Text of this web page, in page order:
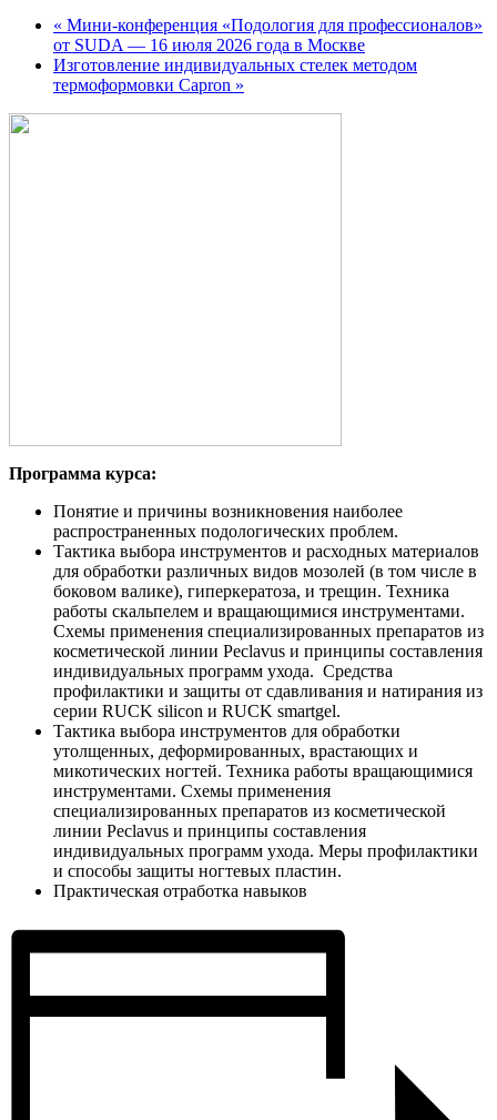
« Мини-конференция «Подология для профессионалов»
от SUDA — 16 июля 2026 года в Москве
Изготовление индивидуальных стелек методом
термоформовки Capron »
Программа курса:
Понятие и причины возникновения наиболее
распространенных подологических проблем.
Тактика выбора инструментов и расходных материалов
для обработки различных видов мозолей (в том числе в
боковом валике), гиперкератоза, и трещин. Техника
работы скальпелем и вращающимися инструментами.
Схемы применения специализированных препаратов из
косметической линии Peclavus и принципы составления
индивидуальных программ ухода. Средства
профилактики и защиты от сдавливания и натирания из
серии RUCK silicon и RUCK smartgel.
Тактика выбора инструментов для обработки
утолщенных, деформированных, врастающих и
микотических ногтей. Техника работы вращающимися
инструментами. Схемы применения
специализированных препаратов из косметической
линии Peclavus и принципы составления
индивидуальных программ ухода. Меры профилактики
и способы защиты ногтевых пластин.
Практическая отработка навыков